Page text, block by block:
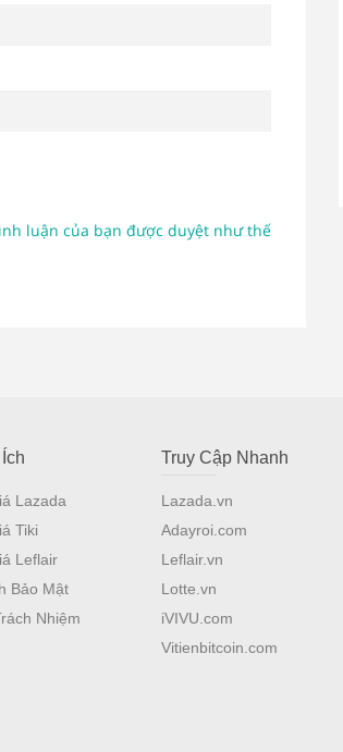
luận của bạn được duyệt như thế
Lazada
Tiki
Leflair
Bảo Mật
Nhiệm
Truy Cập Nhanh
Lazada.vn
Adayroi.com
Leflair.vn
Lotte.vn
iVIVU.com
Vitienbitcoin.com